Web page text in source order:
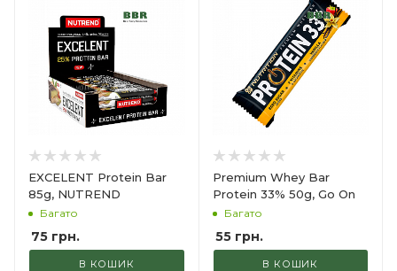
EXCELENT Protein Bar
85g, NUTREND
Багато
75 грн.
В КОШИК
Premium Whey Bar
Protein 33% 50g, Go On
Багато
55грн.
В КОШИК